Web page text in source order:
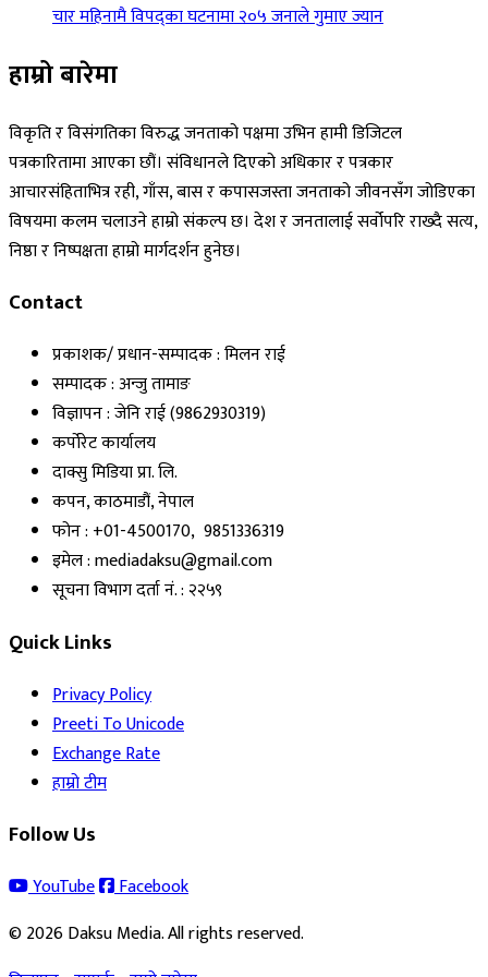
चार महिनामै विपद्का घटनामा २०५ जनाले गुमाए ज्यान
हाम्रो बारेमा
विकृति र विसंगतिका विरुद्ध जनताको पक्षमा उभिन हामी डिजिटल
पत्रकारितामा आएका छौं। संविधानले दिएको अधिकार र पत्रकार
आचारसंहिताभित्र रही, गाँस, बास र कपासजस्ता जनताको जीवनसँग जोडिएका
विषयमा कलम चलाउने हाम्रो संकल्प छ। देश र जनतालाई सर्वोपरि राख्दै सत्य,
निष्ठा र निष्पक्षता हाम्रो मार्गदर्शन हुनेछ।
Contact
प्रकाशक/ प्रधान-सम्पादक : मिलन राई
सम्पादक : अन्जु तामाङ
विज्ञापन : जेनि राई (9862930319)
कर्पोरेट कार्यालय
दाक्सु मिडिया प्रा. लि.
कपन, काठमाडौं, नेपाल
फोन : +01-4500170, 9851336319
इमेल : mediadaksu@gmail.com
सूचना विभाग दर्ता नं. : २२५९
Quick Links
Privacy Policy
Preeti To Unicode
Exchange Rate
हाम्रो टीम
Follow Us
YouTube
Facebook
© 2026 Daksu Media. All rights reserved.